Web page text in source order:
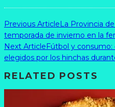
Previous Article La Provincia
temporada de invierno en la
Next Article Fútbol y
elegidos por los hinchas
RELATED POSTS